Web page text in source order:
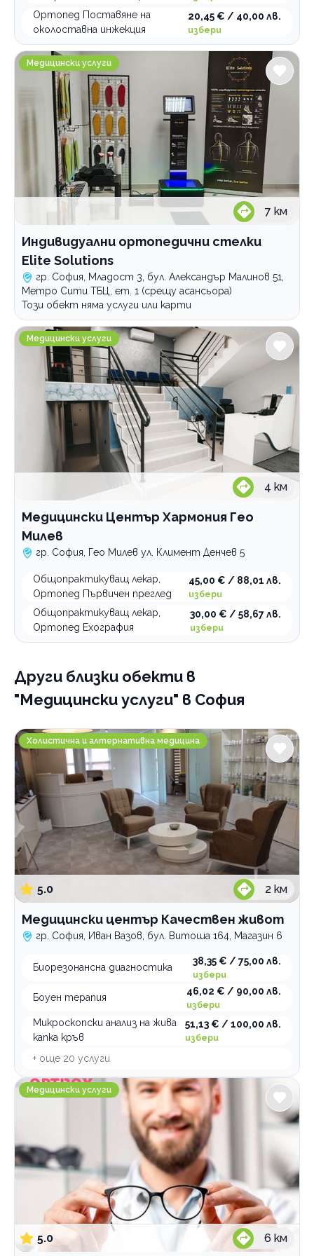
Ортопед Поставяне на
околоставна инжекция
20,45 € / 40,00 лв.
избери
Индивидуални ортопедични стелки Elite Solutions
Медицински услуги
7 км
Индивидуални ортопедични стелки
Elite Solutions
гр. София, Младост 3, бул. Александър Малинов 51,
Метро Сити ТБЦ, ет. 1 (срещу асансьора)
Този обект няма услуги или карти
Медицински Център Хармония Гео Милев
Медицински услуги
4 км
Медицински Център Хармония Гео
Милев
гр. София, Гео Милев ул. Климент Денчев 5
Общопрактикуващ лекар,
Ортопед Първичен преглед
45,00 € / 88,01 лв.
избери
Общопрактикуващ лекар,
Ортопед Ехография
30,00 € / 58,67 лв.
избери
Други близки обекти в
"Медицински услуги" в София
Медицински център Качествен живот
Холистична и алтернативна медицина
5.0 2 км
Медицински център Качествен живот
гр. София, Иван Вазов, бул. Витоша 164, Магазин 6
Биорезонансна диагностика
38,35 € / 75,00 лв.
избери
Боуен терапия
46,02 € / 90,00 лв.
избери
Микроскопски анализ на жива
капка кръв
51,13 € / 100,00 лв.
избери
+ още 20 услуги
OptiBox Люлин 4
Медицински услуги
5.0 6 км
първичен преглед
първичен преглед
Мамолог
първичен преглед
Невролог
вторичен преглед
консултация
първичен преглед
Образна диагностика
eхографски преглед
Оптометрист
очен тест
Ортопед травматолог
вторичен преглед
първичен преглед
Офталмолог
вторичен преглед
първичен преглед
Педиатър
преглед и консултация
Поставяне на инжекция
поставяне на мускулна инжекция
поставяне на подкожна инжекция
Профилактични прегледи
измерване на кръвна захар
измерване на кръвно налягане
Ревматолог
вторичен преглед
първичен преглед
Съдов хирург
вторичен преглед
първичен преглед
УНГ
вторичен преглед
Уролог
Категории
Психология и психотерапия
Ортодонтия
Грижи за възрастни хора
Интравенозни терапии
Логопедични услуги
Имплантолог
Холистична и алтернативна медицина
Лаборатории
Медицински услуги
Рехабилитация
Стоматологични услуги
По домовете